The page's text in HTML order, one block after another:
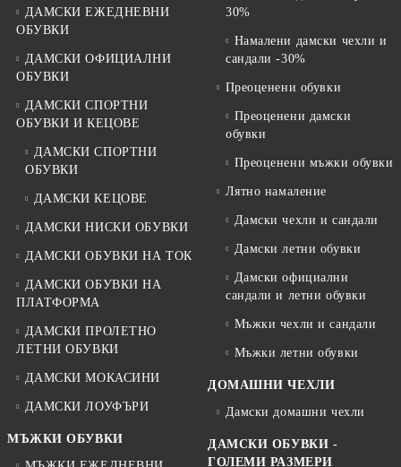
ДАМСКИ ЕЖЕДНЕВНИ
ОБУВКИ
ДАМСКИ ОФИЦИАЛНИ
ОБУВКИ
ДАМСКИ СПОРТНИ
ОБУВКИ И КЕЦОВЕ
ДАМСКИ СПОРТНИ
ОБУВКИ
ДАМСКИ КЕЦОВЕ
ДАМСКИ НИСКИ ОБУВКИ
ДАМСКИ ОБУВКИ НА ТОК
ДАМСКИ ОБУВКИ НА
ПЛАТФОРМА
ДАМСКИ ПРОЛЕТНО
ЛЕТНИ ОБУВКИ
ДАМСКИ МОКАСИНИ
ДАМСКИ ЛОУФЪРИ
МЪЖКИ ОБУВКИ
30%
Намалени дамски чехли и
сандали -30%
Преоценени обувки
Преоценени дамски
обувки
Преоценени мъжки обувки
Лятно намаление
Дамски чехли и сандали
Дамски летни обувки
Дамски официални
сандали и летни обувки
Мъжки чехли и сандали
Мъжки летни обувки
ДОМАШНИ ЧЕХЛИ
Дамски домашни чехли
ДАМСКИ ОБУВКИ -
ГОЛЕМИ РАЗМЕРИ